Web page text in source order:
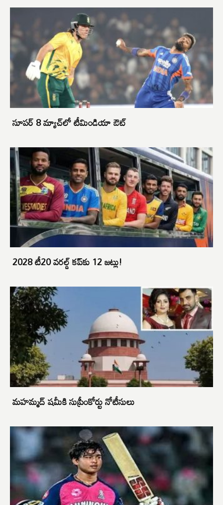
సూపర్ 8 మ్యాచ్‌లో టీమిండియా ఔట్
2028 టీ20 వరల్డ్ కప్‌కు 12 జట్లు!
మహమ్మద్ షమీకి సుప్రీంకోర్టు నోటీసులు